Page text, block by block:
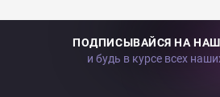
ПОДПИСЫВАЙСЯ НА
и будь в курсе всех